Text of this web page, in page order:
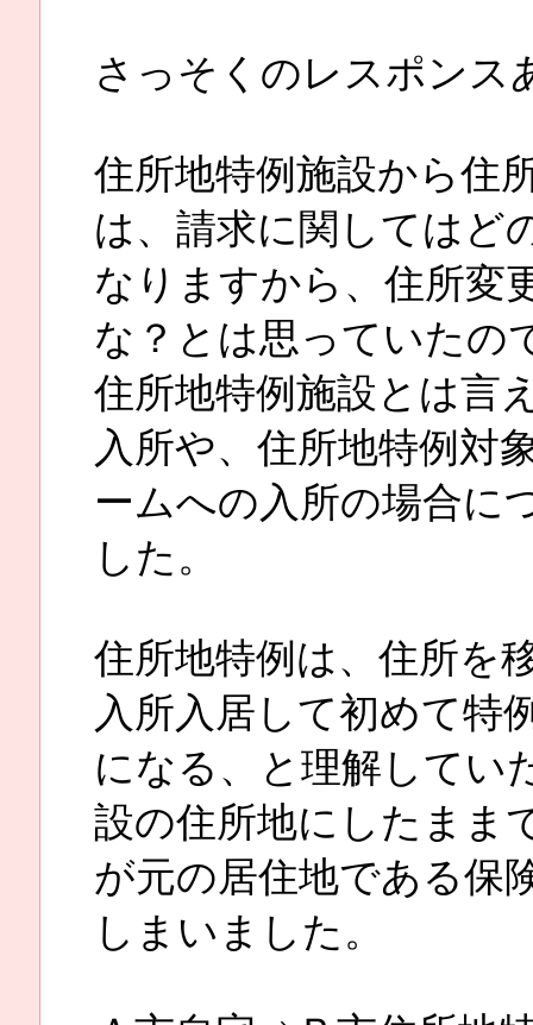
さっそくのレスポンス
住所地特例施設から住
は、請求に関してはど
なりますから、住所変
な？とは思っていたの
住所地特例施設とは言
入所や、住所地特例対
ームへの入所の場合に
した。
住所地特例は、住所を
入所入居して初めて特
になる、と理解してい
設の住所地にしたまま
が元の居住地である保
しまいました。